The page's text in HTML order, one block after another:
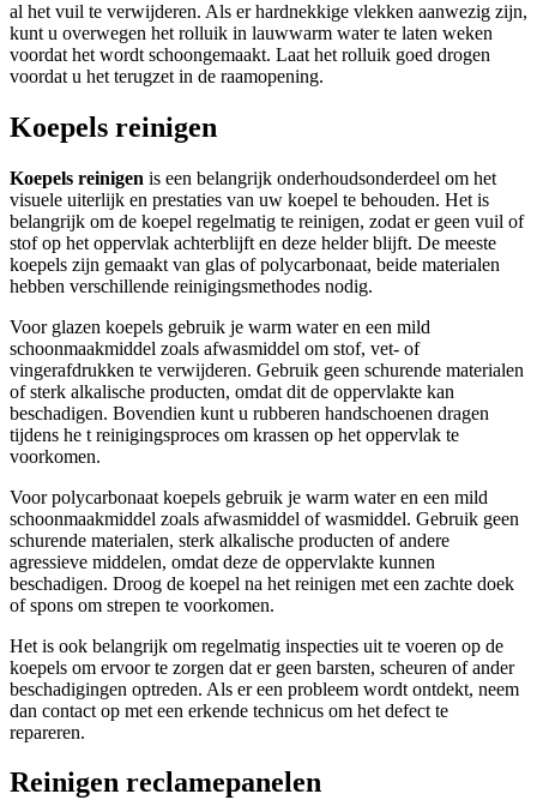
al het vuil te verwijderen. Als er hardnekkige vlekken aanwezig zijn,
kunt u overwegen het rolluik in lauwwarm water te laten weken
voordat het wordt schoongemaakt. Laat het rolluik goed drogen
voordat u het terugzet in de raamopening.
Koepels reinigen
Koepels reinigen is een belangrijk onderhoudsonderdeel om het
visuele uiterlijk en prestaties van uw koepel te behouden. Het is
belangrijk om de koepel regelmatig te reinigen, zodat er geen vuil of
stof op het oppervlak achterblijft en deze helder blijft. De meeste
koepels zijn gemaakt van glas of polycarbonaat, beide materialen
hebben verschillende reinigingsmethodes nodig.
Voor glazen koepels gebruik je warm water en een mild
schoonmaakmiddel zoals afwasmiddel om stof, vet- of
vingerafdrukken te verwijderen. Gebruik geen schurende materialen
of sterk alkalische producten, omdat dit de oppervlakte kan
beschadigen. Bovendien kunt u rubberen handschoenen dragen
tijdens he t reinigingsproces om krassen op het oppervlak te
voorkomen.
Voor polycarbonaat koepels gebruik je warm water en een mild
schoonmaakmiddel zoals afwasmiddel of wasmiddel. Gebruik geen
schurende materialen, sterk alkalische producten of andere
agressieve middelen, omdat deze de oppervlakte kunnen
beschadigen. Droog de koepel na het reinigen met een zachte doek
of spons om strepen te voorkomen.
Het is ook belangrijk om regelmatig inspecties uit te voeren op de
koepels om ervoor te zorgen dat er geen barsten, scheuren of ander
beschadigingen optreden. Als er een probleem wordt ontdekt, neem
dan contact op met een erkende technicus om het defect te
repareren.
Reinigen reclamepanelen